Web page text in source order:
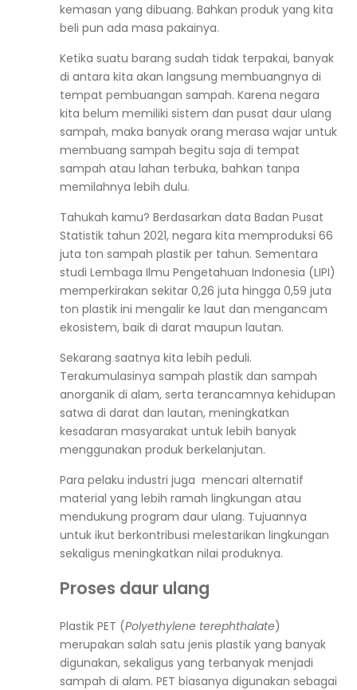
kemasan yang dibuang. Bahkan produk yang kita
beli pun ada masa pakainya.
Ketika suatu barang sudah tidak terpakai, banyak
di antara kita akan langsung membuangnya di
tempat pembuangan sampah. Karena negara
kita belum memiliki sistem dan pusat daur ulang
sampah, maka banyak orang merasa wajar untuk
membuang sampah begitu saja di tempat
sampah atau lahan terbuka, bahkan tanpa
memilahnya lebih dulu.
Tahukah kamu? Berdasarkan data Badan Pusat
Statistik tahun 2021, negara kita memproduksi 66
juta ton sampah plastik per tahun. Sementara
studi Lembaga Ilmu Pengetahuan Indonesia (LIPI)
memperkirakan sekitar 0,26 juta hingga 0,59 juta
ton plastik ini mengalir ke laut dan mengancam
ekosistem, baik di darat maupun lautan.
Sekarang saatnya kita lebih peduli.
Terakumulasinya sampah plastik dan sampah
anorganik di alam, serta terancamnya kehidupan
satwa di darat dan lautan, meningkatkan
kesadaran masyarakat untuk lebih banyak
menggunakan produk berkelanjutan.
Para pelaku industri juga mencari alternatif
material yang lebih ramah lingkungan atau
mendukung program daur ulang. Tujuannya
untuk ikut berkontribusi melestarikan lingkungan
sekaligus meningkatkan nilai produknya.
Proses daur ulang
Plastik PET (Polyethylene terephthalate)
merupakan salah satu jenis plastik yang banyak
digunakan, sekaligus yang terbanyak menjadi
sampah di alam. PET biasanya digunakan sebagai